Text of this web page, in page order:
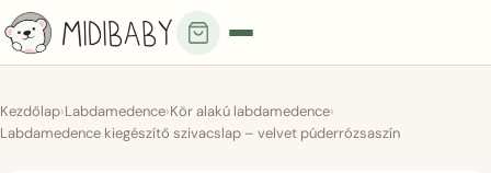
Kezdőlap›Labdamedence›Kör alakú labdamedence›
Labdamedence kiegészítő szivacslap – velvet púderrózsaszín